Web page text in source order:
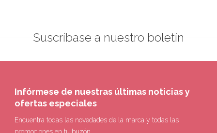
Suscríbase a nuestro boletín
Infórmese de nuestras últimas noticias y
ofertas especiales
Encuentra todas las novedades de la marca y todas las
promociones en tu buzón.